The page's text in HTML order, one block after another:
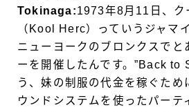
Tokinaga:1973年8月11日、ク
（Kool Herc）っていうジャマ
ニューヨークのブロンクスでと
ーを開催したんです。”Back to
う、妹の制服の代金を稼ぐため
ウンドシステムを使ったパーテ